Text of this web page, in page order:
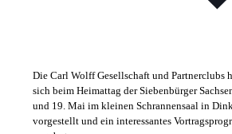
Die Carl Wolff Gesellschaft und Partnerclubs
sich beim Heimattag der Siebenbürger
und 19. Mai im kleinen Schrannensaal in
vorgestellt und ein interessantes